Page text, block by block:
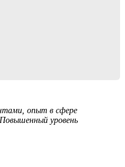
опыт в сфере
уровень